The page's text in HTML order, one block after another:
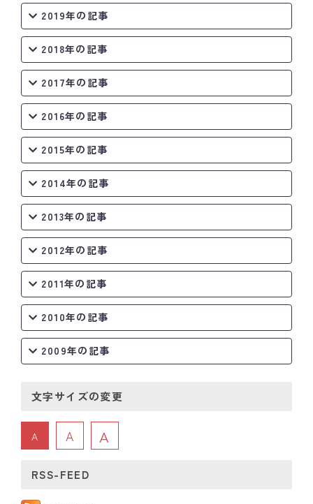
2019年の記事
2018年の記事
2017年の記事
2016年の記事
2015年の記事
2014年の記事
2013年の記事
2012年の記事
2011年の記事
2010年の記事
2009年の記事
文字サイズの変更
A A A
RSS-FEED